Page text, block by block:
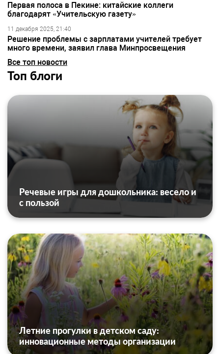
Первая полоса в Пекине: китайские коллеги
благодарят «Учительскую газету»
11 декабря 2025, 21:40
Решение проблемы с зарплатами учителей требует
много времени, заявил глава Минпросвещения
Все топ новости
Топ блоги
Речевые игры для дошкольника: весело и
с пользой
Летние прогулки в детском саду:
инновационные методы организации